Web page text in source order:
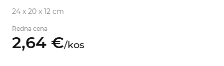
24 x 20 x 12 cm
Redna cena
2,64 €/kos